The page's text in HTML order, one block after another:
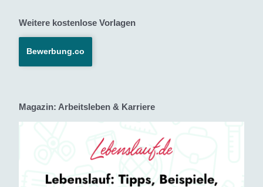
Weitere kostenlose Vorlagen
Bewerbung.co
Magazin: Arbeitsleben & Karriere